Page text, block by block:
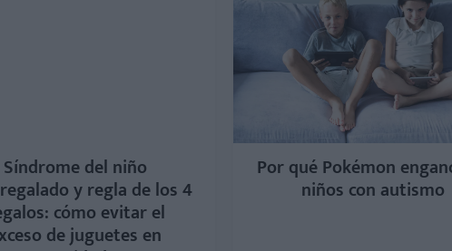
Síndrome del niño
y regla de los 4
cómo evitar el
de juguetes en
Por qué Pokémon
niños con autismo